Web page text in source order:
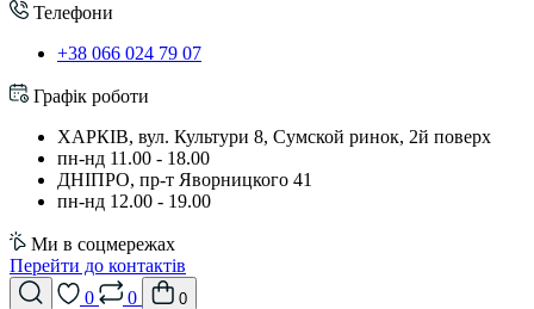
Телефони
+38 066 024 79 07
Графік роботи
ХАРКІВ, вул. Культури 8, Сумской ринок, 2й поверх
пн-нд 11.00 - 18.00
ДНІПРО, пр-т Яворницкого 41
пн-нд 12.00 - 19.00
Ми в соцмережах
Перейти до контактів
0
0 0